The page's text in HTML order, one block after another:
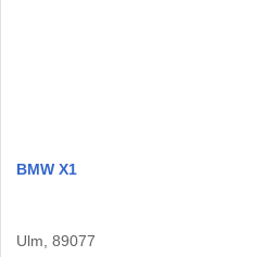
BMW X1
Ulm, 89077